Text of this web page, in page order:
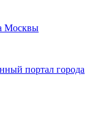
Москвы
портал города